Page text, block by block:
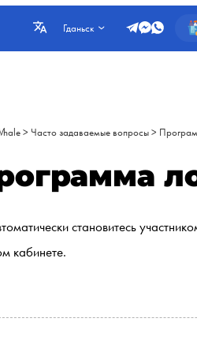
Гданьск
>Часто задаваемые вопросы >
становитесь
кабинете.